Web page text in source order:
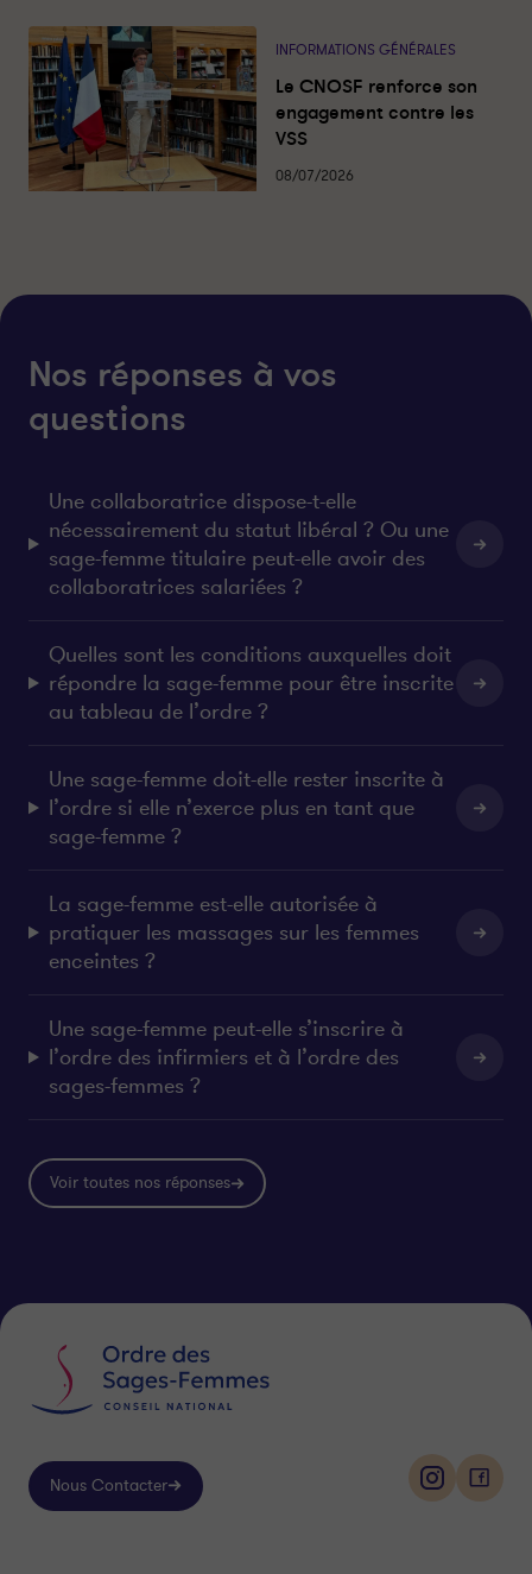
INFORMATIONS GÉNÉRALES
Le CNOSF renforce son
engagement contre les
VSS
08/07/2026
Nos réponses à vos
questions
Voir toutes nos réponses
Une collaboratrice dispose-t-elle
nécessairement du statut libéral ? Ou une
sage-femme titulaire peut-elle avoir des
collaboratrices salariées ?
Quelles sont les conditions auxquelles doit
répondre la sage-femme pour être inscrite
au tableau de l’ordre ?
Une sage-femme doit-elle rester inscrite à
l’ordre si elle n’exerce plus en tant que
sage-femme ?
La sage-femme est-elle autorisée à
pratiquer les massages sur les femmes
enceintes ?
Une sage-femme peut-elle s’inscrire à
l’ordre des infirmiers et à l’ordre des
sages-femmes ?
Nous Contacter
i
f